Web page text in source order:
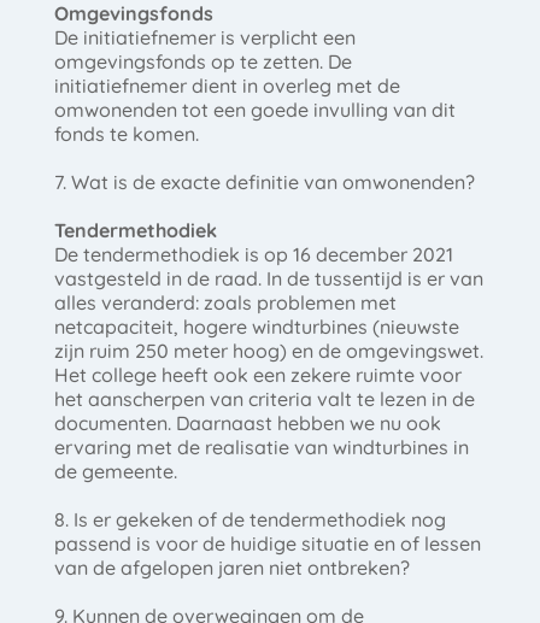
Omgevingsfonds
De initiatiefnemer is verplicht een
omgevingsfonds op te zetten. De
initiatiefnemer dient in overleg met de
omwonenden tot een goede invulling van dit
fonds te komen.
7. Wat is de exacte definitie van omwonenden?
Tendermethodiek
De tendermethodiek is op 16 december 2021
vastgesteld in de raad. In de tussentijd is er van
alles veranderd: zoals problemen met
netcapaciteit, hogere windturbines (nieuwste
zijn ruim 250 meter hoog) en de omgevingswet.
Het college heeft ook een zekere ruimte voor
het aanscherpen van criteria valt te lezen in de
documenten. Daarnaast hebben we nu ook
ervaring met de realisatie van windturbines in
de gemeente.
8. Is er gekeken of de tendermethodiek nog
passend is voor de huidige situatie en of lessen
van de afgelopen jaren niet ontbreken?
9. Kunnen de overwegingen om de